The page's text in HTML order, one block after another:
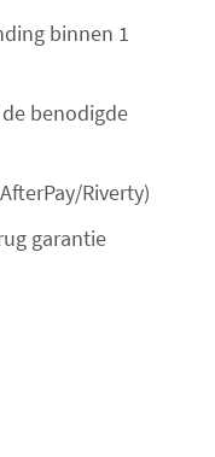
binnen 1
benodigde
Riverty)
garantie